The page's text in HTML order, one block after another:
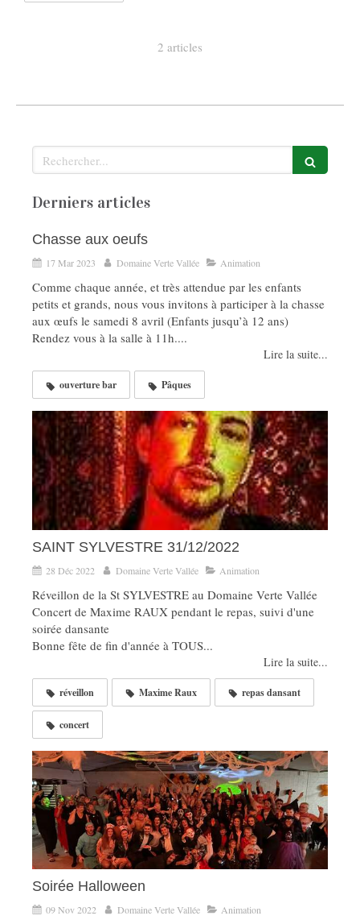
2 articles
Rechercher
Derniers articles
Chasse aux oeufs
17 Mar 2023 Domaine Verte Vallée Animation
Comme chaque année, et très attendue par les enfants
petits et grands, nous vous invitons à participer à la chasse
aux œufs le samedi 8 avril (Enfants jusqu’à 12 ans)
Rendez vous à la salle à 11h....
Lire la suite...
ouverture bar Pâques
SAINT SYLVESTRE 31/12/2022
28 Déc 2022 Domaine Verte Vallée Animation
Réveillon de la St SYLVESTRE au Domaine Verte Vallée
Concert de Maxime RAUX pendant le repas, suivi d'une
soirée dansante
Bonne fête de fin d'année à TOUS...
Lire la suite...
réveillon Maxime Raux repas dansant
concert
Soirée Halloween
09 Nov 2022 Domaine Verte Vallée Animation